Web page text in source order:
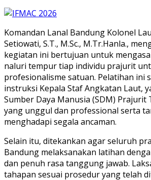
Komandan Lanal Bandung Kolonel
Setiowati, S.T., M.Sc., M.Tr.Hanla.,
kegiatan ini bertujuan untuk
naluri tempur tiap individu prajurit
profesionalisme satuan. Pelatihan ini
instruksi Kepala Staf Angkatan Laut,
Sumber Daya Manusia (SDM)
yang unggul dan professional serta
menghadapi segala ancaman.
Selain itu, ditekankan agar seluruh
Bandung melaksanakan latihan
dan penuh rasa tanggung jawab.
tahapan sesuai prosedur yang telah